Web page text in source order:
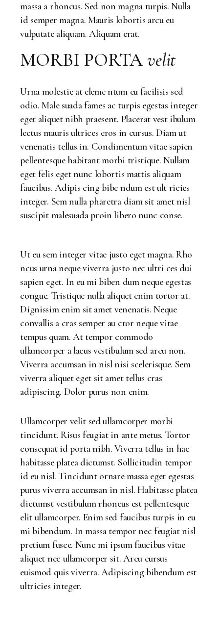
massa a rhoncus. Sed non magna turpis. Nulla
id semper magna. Mauris lobortis arcu eu
vulputate aliquam. Aliquam erat.
MORBI PORTA velit
Urna molestie at eleme ntum eu facilisis sed
odio. Male suada fames ac turpis egestas integer
eget aliquet nibh praesent. Placerat vest ibulum
lectus mauris ultrices eros in cursus. Diam ut
venenatis tellus in. Condimentum vitae sapien
pellentesque habitant morbi tristique. Nullam
eget felis eget nunc lobortis mattis aliquam
faucibus. Adipis cing bibe ndum est ult ricies
integer. Sem nulla pharetra diam sit amet nisl
suscipit malesuada proin libero nunc conse.
Ut eu sem integer vitae justo eget magna. Rho
ncus urna neque viverra justo nec ultri ces dui
sapien eget. In eu mi biben dum neque egestas
congue. Tristique nulla aliquet enim tortor at.
Dignissim enim sit amet venenatis. Neque
convallis a cras semper au ctor neque vitae
tempus quam. At tempor commodo
ullamcorper a lacus vestibulum sed arcu non.
Viverra accumsan in nisl nisi scelerisque. Sem
viverra aliquet eget sit amet tellus cras
adipiscing. Dolor purus non enim.
Ullamcorper velit sed ullamcorper morbi
tincidunt. Risus feugiat in ante metus. Tortor
consequat id porta nibh. Viverra tellus in hac
habitasse platea dictumst. Sollicitudin tempor
id eu nisl. Tincidunt ornare massa eget egestas
purus viverra accumsan in nisl. Habitasse platea
dictumst vestibulum rhoncus est pellentesque
elit ullamcorper. Enim sed faucibus turpis in eu
mi bibendum. In massa tempor nec feugiat nisl
pretium fusce. Nunc mi ipsum faucibus vitae
aliquet nec ullamcorper sit. Arcu cursus
euismod quis viverra. Adipiscing bibendum est
ultricies integer.